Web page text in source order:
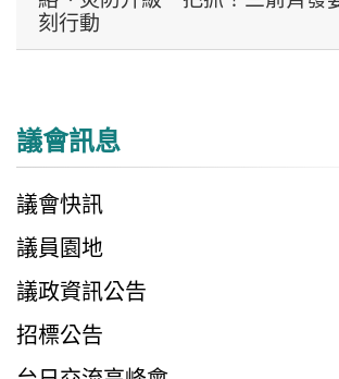
刻行動
議會訊息
議會快訊
議員園地
議政資訊公告
招標公告